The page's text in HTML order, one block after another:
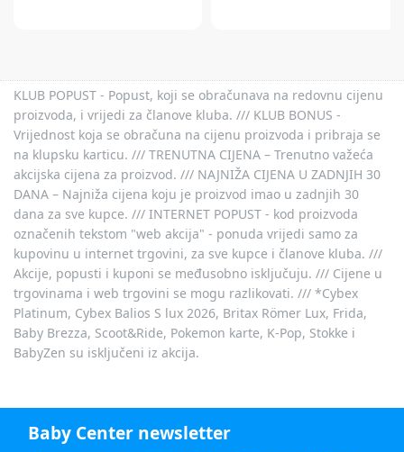
KLUB POPUST - Popust, koji se obračunava na redovnu cijenu
proizvoda, i vrijedi za članove kluba. /// KLUB BONUS -
Vrijednost koja se obračuna na cijenu proizvoda i pribraja se
na klupsku karticu. /// TRENUTNA CIJENA – Trenutno važeća
akcijska cijena za proizvod. /// NAJNIŽA CIJENA U ZADNJIH 30
DANA – Najniža cijena koju je proizvod imao u zadnjih 30
dana za sve kupce. /// INTERNET POPUST - kod proizvoda
označenih tekstom "web akcija" - ponuda vrijedi samo za
kupovinu u internet trgovini, za sve kupce i članove kluba. ///
Akcije, popusti i kuponi se međusobno isključuju. /// Cijene u
trgovinama i web trgovini se mogu razlikovati. /// *Cybex
Platinum, Cybex Balios S lux 2026, Britax Römer Lux, Frida,
Baby Brezza, Scoot&Ride, Pokemon karte, K-Pop, Stokke i
BabyZen su isključeni iz akcija.
Baby Center newsletter